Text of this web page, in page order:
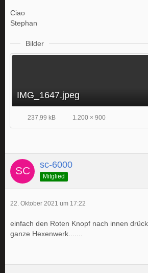
Ciao
Stephan
Bilder
IMG_1647.jpeg
237,99 kB 1.200 × 900
sc-6000
Mitglied
22. Oktober 2021 um 17:22
einfach den Roten Knopf nach innen
ganze Hexenwerk.......